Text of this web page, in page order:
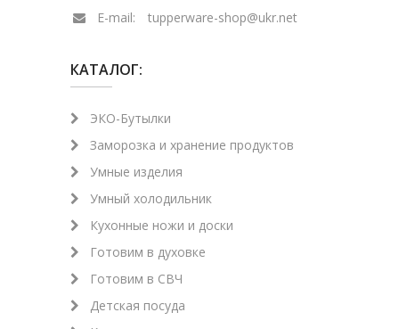
E-mail:
tupperware-shop@ukr.net
КАТАЛОГ:
ЭКО-Бутылки
Заморозка и хранение продуктов
Умные изделия
Умный холодильник
Кухонные ножи и доски
Готовим в духовке
Готовим в СВЧ
Детская посуда